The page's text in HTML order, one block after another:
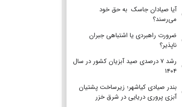
آیا صیادان جاسک به حق خود
می‌رسند؟
ضرورت راهبردی یا اشتباهی جبران
ناپذیر؟
رشد ۷ درصدی صید آبزیان کشور در سال
۱۴۰۴
بندر صیادی کیاشهر؛ زیرساخت پشتیان
آبزی پروری دریایی در شرق خزر